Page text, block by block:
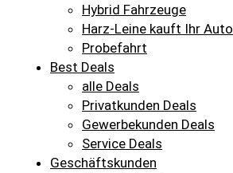
Hybrid Fahrzeuge
Harz-Leine kauft Ihr Auto
Probefahrt
Best Deals
alle Deals
Privatkunden Deals
Gewerbekunden Deals
Service Deals
Geschäftskunden